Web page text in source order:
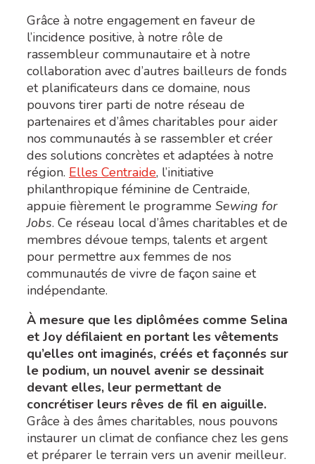
Grâce à notre engagement en faveur de
l’incidence positive, à notre rôle de
rassembleur communautaire et à notre
collaboration avec d’autres bailleurs de fonds
et planificateurs dans ce domaine, nous
pouvons tirer parti de notre réseau de
partenaires et d’âmes charitables pour aider
nos communautés à se rassembler et créer
des solutions concrètes et adaptées à notre
région. Elles Centraide, l’initiative
philanthropique féminine de Centraide,
appuie fièrement le programme Sewing for
Jobs. Ce réseau local d’âmes charitables et de
membres dévoue temps, talents et argent
pour permettre aux femmes de nos
communautés de vivre de façon saine et
indépendante.
À mesure que les diplômées comme Selina
et Joy défilaient en portant les vêtements
qu’elles ont imaginés, créés et façonnés sur
le podium, un nouvel avenir se dessinait
devant elles, leur permettant de
concrétiser leurs rêves de fil en aiguille.
Grâce à des âmes charitables, nous pouvons
instaurer un climat de confiance chez les gens
et préparer le terrain vers un avenir meilleur.